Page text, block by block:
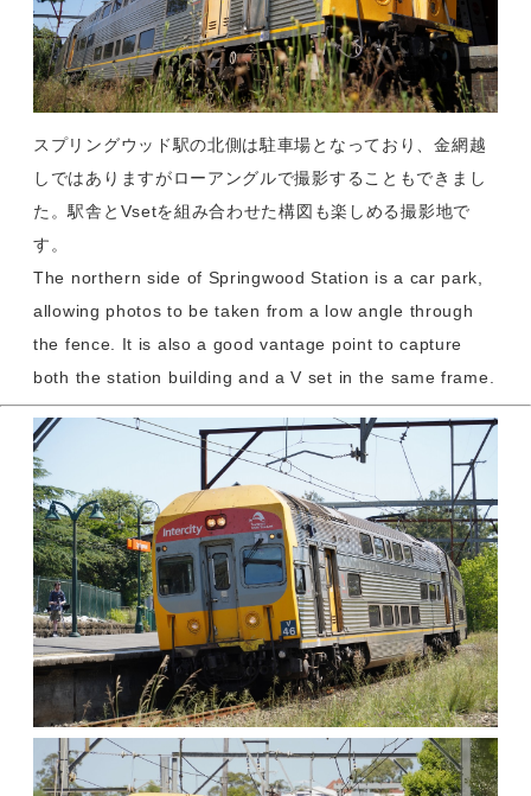
スプリングウッド駅の北側は駐車場となっており、金網越
しではありますがローアングルで撮影することもできまし
た。駅舎とVsetを組み合わせた構図も楽しめる撮影地で
す。
The northern side of Springwood Station is a car park,
allowing photos to be taken from a low angle through
the fence. It is also a good vantage point to capture
both the station building and a V set in the same frame.